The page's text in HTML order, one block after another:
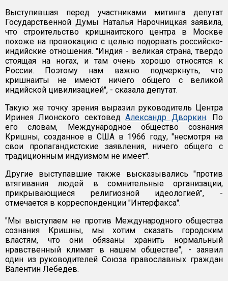
Выступившая перед участниками митинга депутат
Государственной Думы Наталья Нарочницкая заявила,
что строительство кришнаитского центра в Москве
похоже на провокацию с целью подорвать российско-
индийские отношения. "Индия - великая страна, твердо
стоящая на ногах, и там очень хорошо относятся к
России. Поэтому нам важно подчеркнуть, что
кришнаиты не имеют ничего общего с великой
индийской цивилизацией", - сказала депутат.
Такую же точку зрения выразил руководитель Центра
Иринея Лионского сектоведАлександр Дворкин. По
его словам, Международное общество сознания
Кришны, созданное в США в 1966 году, "несмотря на
свои пропагандистские заявления, ничего общего с
традиционным индуизмом не имеет".
Другие выступавшие также высказывались "против
втягивания людей в сомнительные организации,
прикрывающиеся религиозной идеологией", -
отмечается в корреспонденции "Интерфакса".
"Мы выступаем не против Международного общества
сознания Кришны, мы хотим сказать городским
властям, что они обязаны хранить нормальный
нравственный климат в нашем обществе", - заявил
один из руководителей Союза православных граждан
Валентин Лебедев.